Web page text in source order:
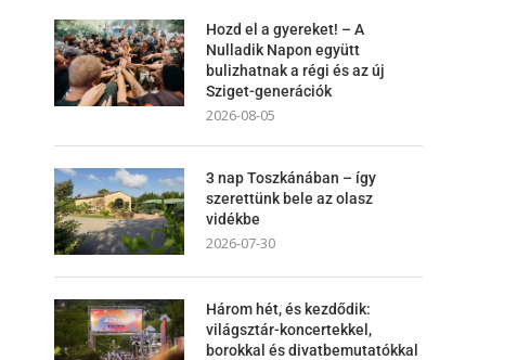
Hozd el a gyereket! – A
Nulladik Napon együtt
bulizhatnak a régi és az új
Sziget-generációk
2026-08-05
3 nap Toszkánában – így
szerettünk bele az olasz
vidékbe
2026-07-30
Három hét, és kezdődik:
világsztár-koncertekkel,
borokkal és divatbemutatókkal